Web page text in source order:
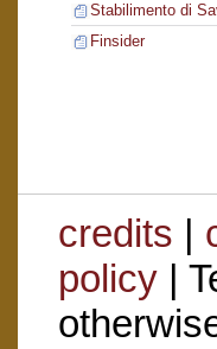
Stabilimento di
Finsider
credits |
policy|